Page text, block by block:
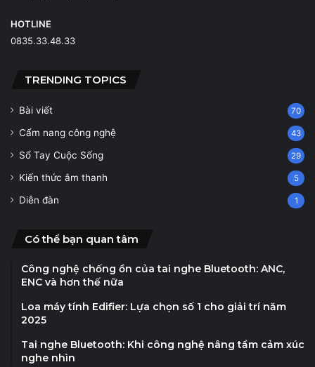
HOTLINE
0835.33.48.33
TRENDING TOPICS
Bài viết 70
Cẩm nang công nghệ 43
Sổ Tay Cuộc Sống 29
Kiến thức âm thanh 5
Diễn đàn 1
Có thể bạn quan tâm
Công nghệ chống ồn của tai nghe Bluetooth: ANC,
ENC và hơn thế nữa
Loa máy tính Edifier: Lựa chọn số 1 cho giải trí năm
2025
Tai nghe Bluetooth: Khi công nghệ nâng tầm cảm xúc
nghe nhìn